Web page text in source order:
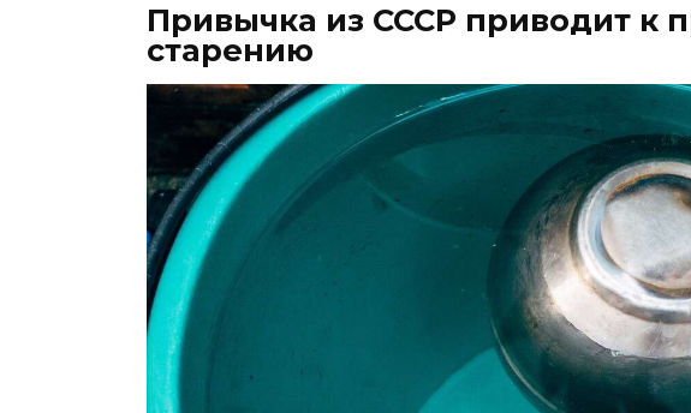
Привычка из СССР приводит к
старению